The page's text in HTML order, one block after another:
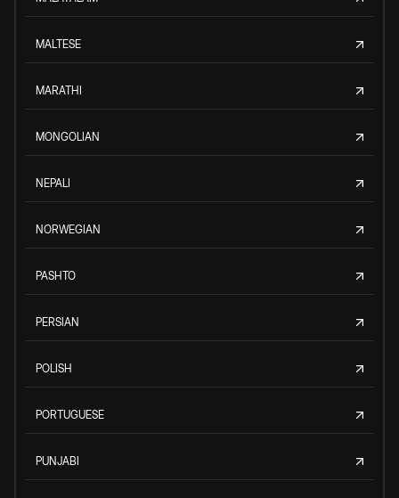
MALTESE
MARATHI
MONGOLIAN
NEPALI
NORWEGIAN
PASHTO
PERSIAN
POLISH
PORTUGUESE
PUNJABI